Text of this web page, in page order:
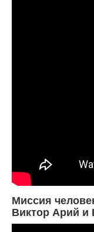
Миссия
Виктор Арий и